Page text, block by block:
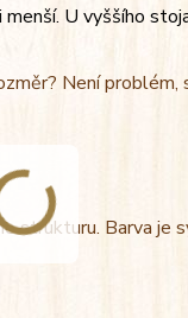
U vyššího
Není
strukturu. Barva je